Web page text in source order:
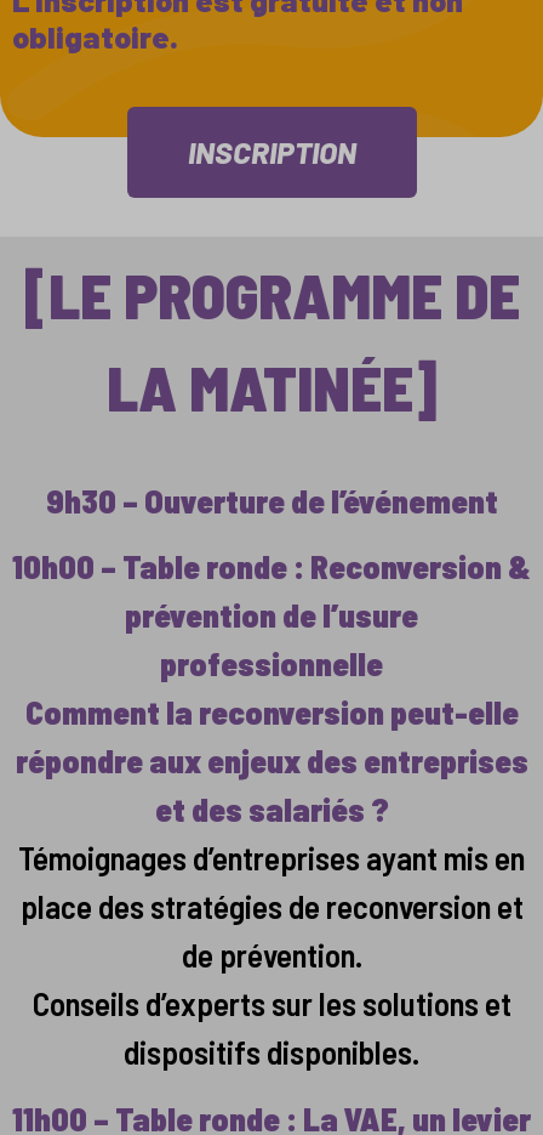
obligatoire.
INSCRIPTION
[LE PROGRAMME DE
LA MATINÉE]
9h30 – Ouverture de l’événement
10h00 – Table ronde : Reconversion &
prévention de l’usure
professionnelle
Comment la reconversion peut-elle
répondre aux enjeux des entreprises
et des salariés ?
Témoignages d’entreprises ayant mis en
place des stratégies de reconversion et
de prévention.
Conseils d’experts sur les solutions et
dispositifs disponibles.
11h00 – Table ronde : La VAE, un levier